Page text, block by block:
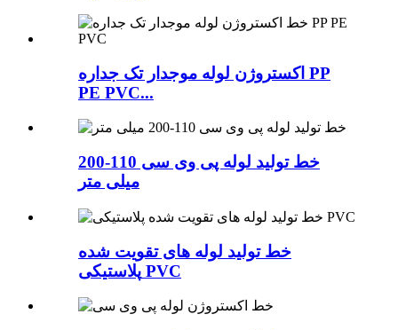
اکستروژن لوله موجدار تک جداره PP
PE PVC...
خط تولید لوله پی وی سی 110-200
میلی متر
خط تولید لوله های تقویت شده
پلاستیکی PVC